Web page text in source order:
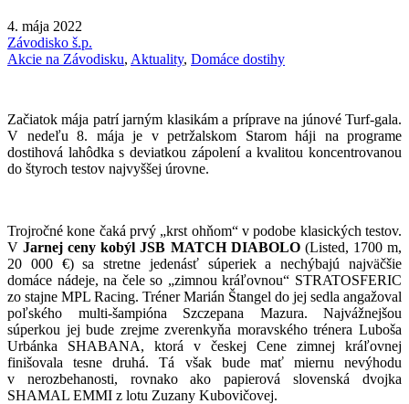
4. mája 2022
Závodisko š.p.
Akcie na Závodisku, Aktuality, Domáce dostihy
Začiatok mája patrí jarným klasikám a príprave na júnové Turf-gala.
V nedeľu 8. mája je v petržalskom Starom háji na programe
dostihová lahôdka s deviatkou zápolení a kvalitou koncentrovanou
do štyroch testov najvyššej úrovne.
Trojročné kone čaká prvý „krst ohňom“ v podobe klasických testov.
VJarnej ceny kobýl JSB MATCH DIABOLO(Listed, 1700 m,
20 000 €) sa stretne jedenásť súperiek a nechýbajú najväčšie
domáce nádeje, na čele so „zimnou kráľovnou“ STRATOSFERIC
zo stajne MPL Racing. Tréner Marián Štangel do jej sedla angažoval
poľského multi-šampióna Szczepana Mazura. Najvážnejšou
súperkou jej bude zrejme zverenkyňa moravského trénera Luboša
Urbánka SHABANA, ktorá v českej Cene zimnej kráľovnej
finišovala tesne druhá. Tá však bude mať miernu nevýhodu
v nerozbehanosti, rovnako ako papierová slovenská dvojka
SHAMAL EMMI z lotu Zuzany Kubovičovej.